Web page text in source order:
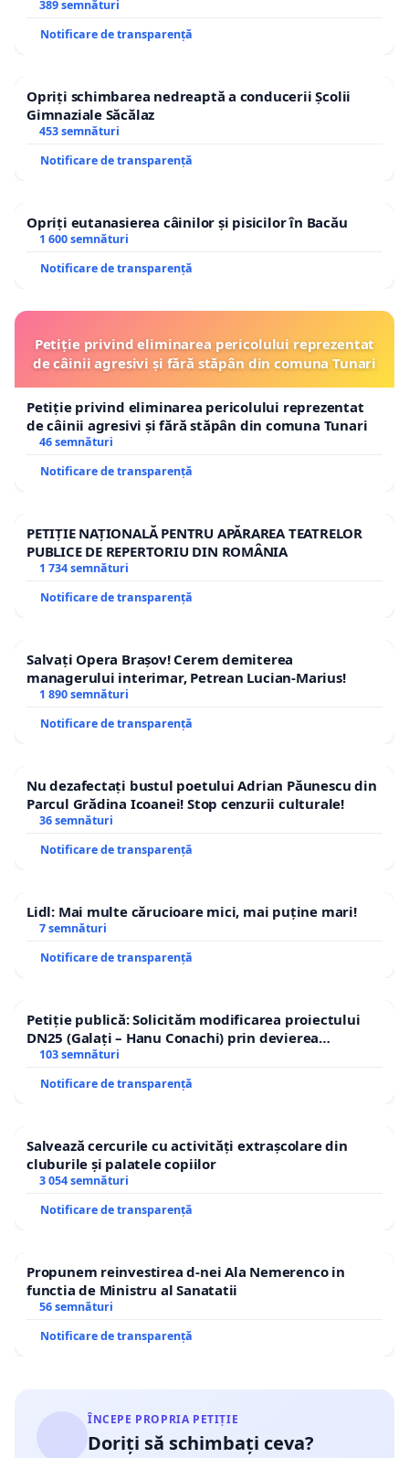
acest oraș.
Această petiție nu este împotriva unei idei, ci pentru
poate spune, peste timp, ceva real despre cine am
fost și cine am ales să fim.
Semnează pentru „Parcul Ana Aslan”.
ROGOJAN
389 semnături
Notificare de transparență
Opriți schimbarea nedreaptă a conducerii Școlii
Gimnaziale Săcălaz
453 semnături
Notificare de transparență
Opriți eutanasierea câinilor și pisicilor în Bacău
1 600 semnături
Notificare de transparență
Petiție privind eliminarea pericolului reprezentat
de câinii agresivi și fără stăpân din comuna Tunari
Petiție privind eliminarea pericolului reprezentat
de câinii agresivi și fără stăpân din comuna Tunari
46 semnături
Notificare de transparență
PETIȚIE NAȚIONALĂ PENTRU APĂRAREA TEATRELOR
PUBLICE DE REPERTORIU DIN ROMÂNIA
1 734 semnături
Notificare de transparență
Salvați Opera Brașov! Cerem demiterea
managerului interimar, Petrean Lucian-Marius!
1 890 semnături
Notificare de transparență
Nu dezafectați bustul poetului Adrian Păunescu din
Parcul Grădina Icoanei! Stop cenzurii culturale!
36 semnături
Notificare de transparență
Lidl: Mai multe cărucioare mici, mai puține mari!
7 semnături
Notificare de transparență
Petiție publică: Solicităm modificarea proiectului
DN25 (Galați – Hanu Conachi) prin devierea
traseului în afara localităților!
103 semnături
Notificare de transparență
Salvează cercurile cu activități extrașcolare din
cluburile și palatele copiilor
3 054 semnături
Notificare de transparență
Propunem reinvestirea d-nei Ala Nemerenco in
functia de Ministru al Sanatatii
56 semnături
Notificare de transparență
ÎNCEPE PROPRIA PETIȚIE
Doriți să schimbați ceva?